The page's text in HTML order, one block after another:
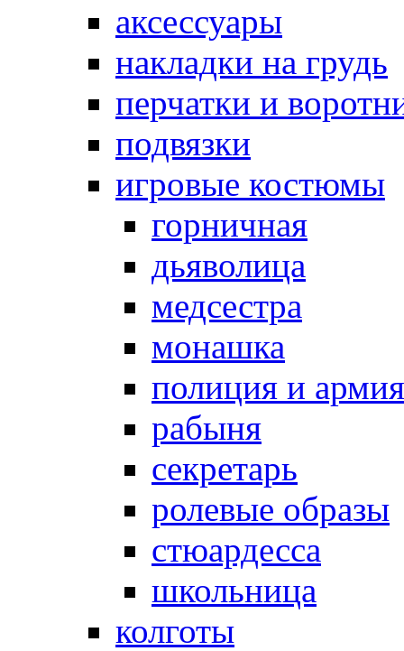
аксессуары
накладки на грудь
перчатки и
подвязки
игровые костюмы
горничная
дьяволица
медсестра
монашка
полиция и армия
рабыня
секретарь
ролевые образы
стюардесса
школьница
колготы